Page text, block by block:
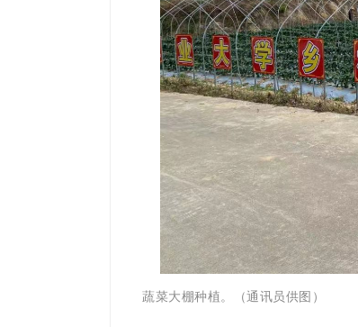
蔬菜大棚种植。（通讯员供图）